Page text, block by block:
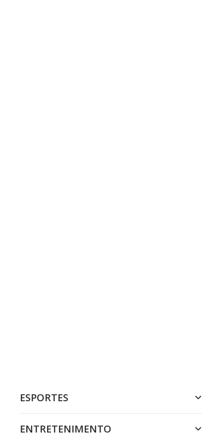
ESPORTES
ENTRETENIMENTO